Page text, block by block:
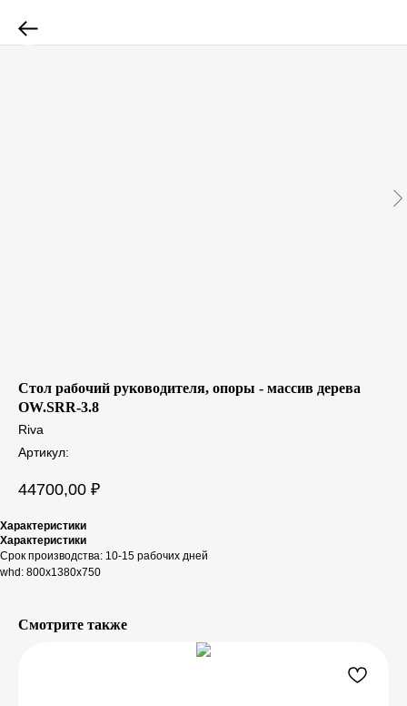
Стол рабочий руководителя, опоры - массив дерева
OW.SRR-3.8
Riva
Артикул:
44700,00 ₽
Характеристики
Характеристики
Срок производства: 10-15 рабочих дней
whd: 800x1380x750
Смотрите также